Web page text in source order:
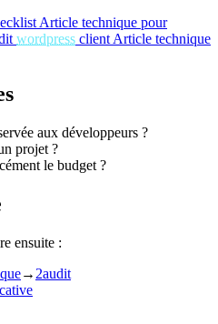
Article technique pour
wordpress client Article technique
aux développeurs ?
projet ?
le budget ?
ensuite :
→ 2audit